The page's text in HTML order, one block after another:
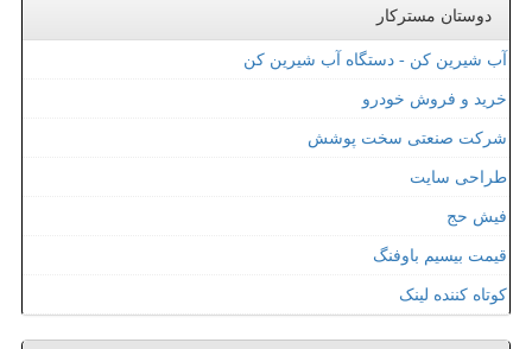
دوستان مسترکار
آب شیرین کن - دستگاه آب شیرین کن
خرید و فروش خودرو
شرکت صنعتی سخت پوشش
طراحی سایت
فیش حج
قیمت بیسیم باوفنگ
کوتاه کننده لینک